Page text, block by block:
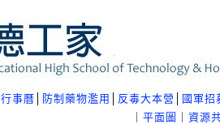
行事曆 防制藥物濫用 反毒大本營
國軍招
平面圖 資源